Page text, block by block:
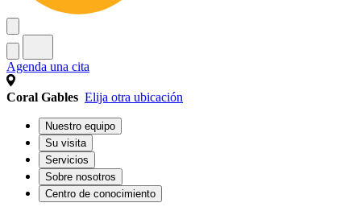
Agenda una cita
Coral Gables Elija otra ubicación
Nuestro equipo
Su visita
Servicios
Sobre nosotros
Centro de conocimiento